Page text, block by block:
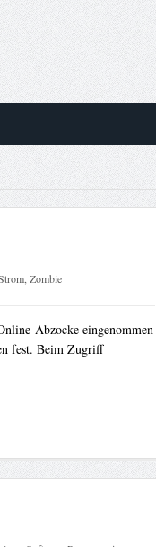
,Zombie
Abzocke eingenommen
fest. Beim Zugriff